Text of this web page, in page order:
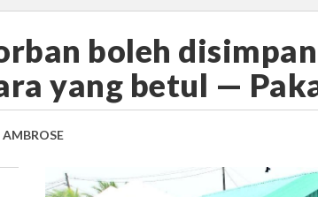
boleh
yang betul —